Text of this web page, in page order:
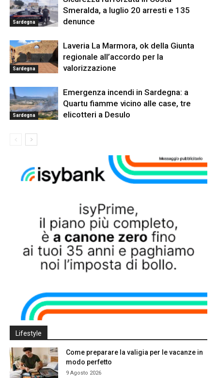
Sardegna
Smeralda, a luglio 20 arresti e 135
denunce
Sardegna
Laveria La Marmora, ok della Giunta
regionale all’accordo per la
valorizzazione
Sardegna
Emergenza incendi in Sardegna: a
Quartu fiamme vicino alle case, tre
elicotteri a Desulo
Lifestyle
Come preparare la valigia per le vacanze in
modo perfetto
9 Agosto 2026